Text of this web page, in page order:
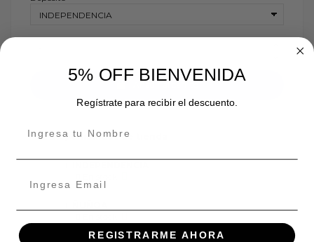
Añadir al carrito
Disponibilidad de tienda
5% OFF BIENVENIDA
Regístrate para recibir el descuento.
REGISTRARME AHORA